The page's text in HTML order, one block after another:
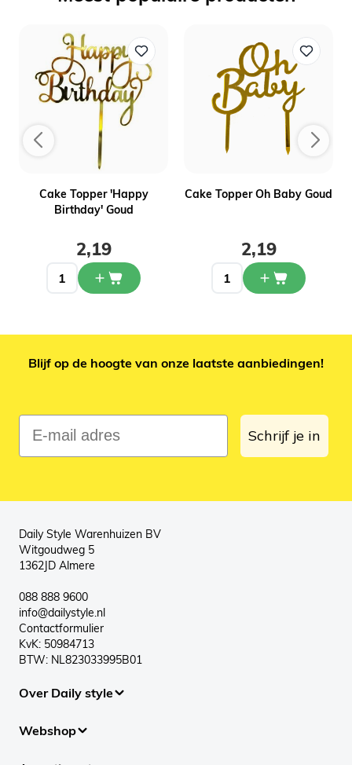
Cake Topper 'Happy
Birthday' Goud
2,19
Cake Topper Oh Baby Goud
2,19
Blijf op de hoogte van onze laatste aanbiedingen!
E-mail adres
Schrijf je in
Daily Style Warenhuizen BV
Witgoudweg 5
1362JD Almere
088 888 9600
info@dailystyle.nl
Contactformulier
KvK: 50984713
BTW: NL823033995B01
Over Daily style
Webshop